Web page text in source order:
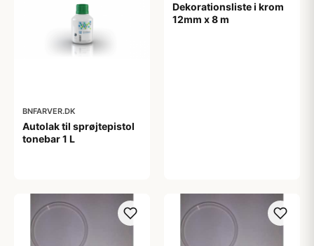
BNFARVER.DK
Autolak til sprøjtepistol
tonebar 1 L
Dekorationsliste i krom
12mm x 8 m